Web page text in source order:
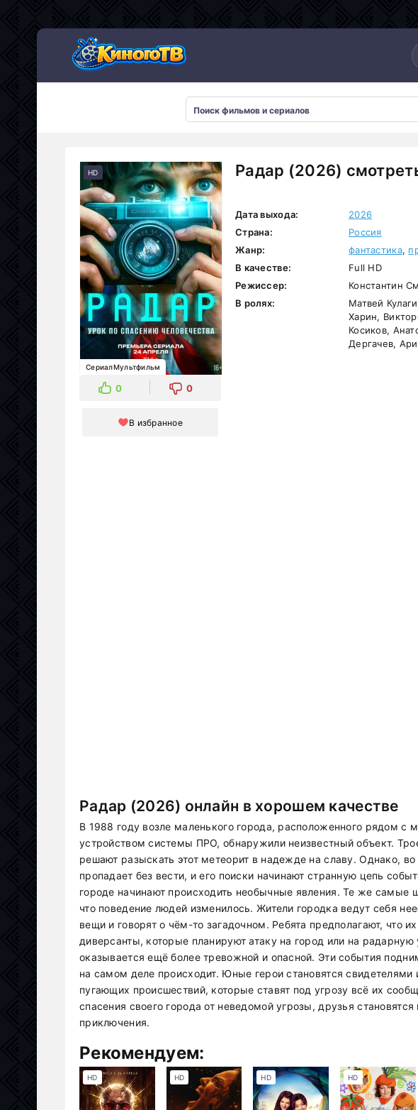
Радар (2026)
HD
СериалМультфильм
0 0
В избранное
Дата выхода:
2026
Страна:
Россия
Жанр:
фантастика,
В качестве:
Full HD
Режиссер:
Константин
В ролях:
Матвей
Харин,
Косиков,
Дергачев,
Радар (2026) онлайн в хорошем качестве
В 1988 году возле маленького города, расположенного рядом
устройством системы ПРО, обнаружили неизвестный объект.
решают разыскать этот метеорит в надежде на славу. Однако,
пропадает без вести, и его поиски начинают странную цепь
городе начинают происходить необычные явления. Те же самые
что поведение людей изменилось. Жители городка ведут себя
вещи и говорят о чём-то загадочном. Ребята предполагают, что
диверсанты, которые планируют атаку на город или на радарную
оказывается ещё более тревожной и опасной. Эти события
на самом деле происходит. Юные герои становятся свидетелями
пугающих происшествий, которые ставят под угрозу всё их
спасения своего города от неведомой угрозы, друзья
приключения.
Рекомендуем:
HD HD HD HD